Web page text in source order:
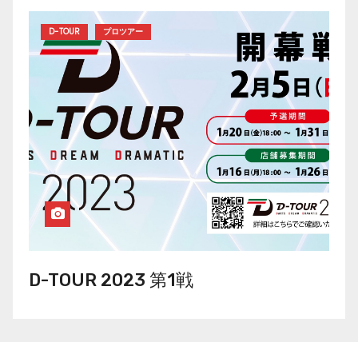
D-TOUR プロツアー
D-TOUR 2023 第1戦